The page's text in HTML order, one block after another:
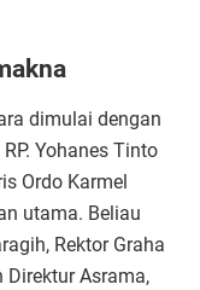
dimulai dengan
Yohanes Tinto
Ordo Karmel
utama. Beliau
Rektor Graha
Direktur Asrama,